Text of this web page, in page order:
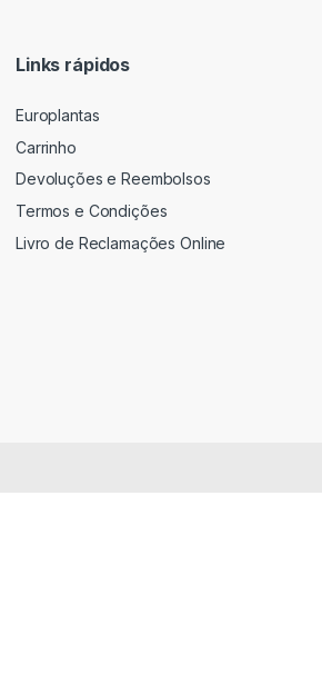
Links rápidos
Europlantas
Carrinho
Devoluções e Reembolsos
Termos e Condições
Livro de Reclamações Online